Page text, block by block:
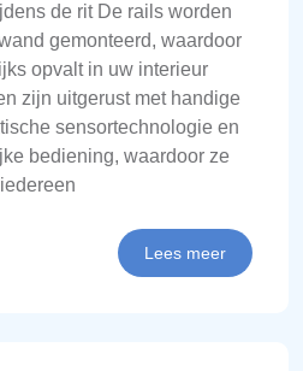
de rit De rails worden
gemonteerd, waardoor
opvalt in uw interieur
zijn uitgerust met handige
sensortechnologie en
bediening, waardoor ze
Lees meer